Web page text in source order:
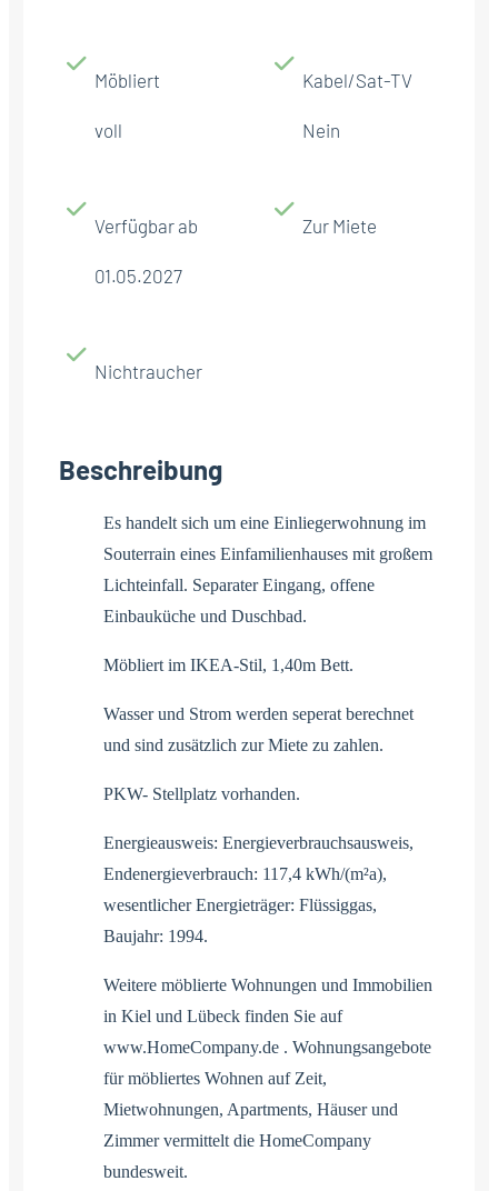
Möbliert
voll
Kabel/Sat-TV
Nein
Verfügbar ab
01.05.2027
Zur Miete
Nichtraucher
Beschreibung
Es handelt sich um eine Einliegerwohnung im
Souterrain eines Einfamilienhauses mit großem
Lichteinfall. Separater Eingang, offene
Einbauküche und Duschbad.
Möbliert im IKEA-Stil, 1,40m Bett.
Wasser und Strom werden seperat berechnet
und sind zusätzlich zur Miete zu zahlen.
PKW- Stellplatz vorhanden.
Energieausweis: Energieverbrauchsausweis,
Endenergieverbrauch: 117,4 kWh/(m²a),
wesentlicher Energieträger: Flüssiggas,
Baujahr: 1994.
Weitere möblierte Wohnungen und Immobilien
in Kiel und Lübeck finden Sie auf
www.HomeCompany.de . Wohnungsangebote
für möbliertes Wohnen auf Zeit,
Mietwohnungen, Apartments, Häuser und
Zimmer vermittelt die HomeCompany
bundesweit.